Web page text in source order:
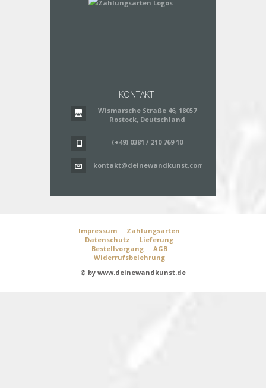
KONTAKT
Wismarsche Straße 46, 18057
Rostock, Deutschland
(+49) 0381 / 210 769 10
kontakt@deinewandkunst.com
Impressum
Zahlungsarten
Datenschutz
Lieferung
Bestellvorgang
AGB
Widerrufsbelehrung
© by www.deinewandkunst.de